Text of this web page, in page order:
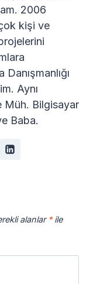
2006
kişi ve
Aynı
Müh. Bilgisayar
Baba.
alanlar *ile